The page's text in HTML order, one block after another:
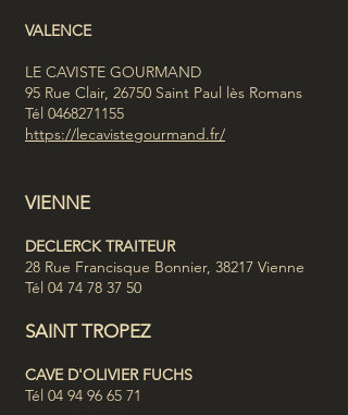
VALENCE
LE CAVISTE GOURMAND
95 Rue Clair, 26750 Saint Paul lès Romans
Tél 0468271155
https://lecavistegourmand.fr/
VIENNE
DECLERCK TRAITEUR
28 Rue Francisque Bonnier, 38217 Vienne
Tél 04 74 78 37 50
SAINT TROPEZ
CAVE D'OLIVIER FUCHS
Tél 04 94 96 65 71